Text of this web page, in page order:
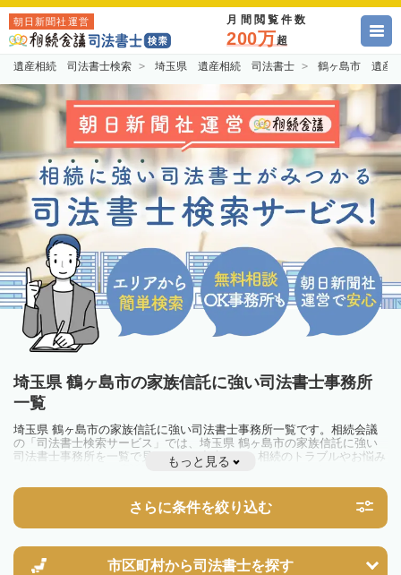
朝日新聞社運営 月間閲覧件数
200万超
遺産相続 司法書士検索 埼玉県 遺産相続 司法書士 鶴ヶ島市 遺産
埼玉県 鶴ヶ島市の家族信託に強い司法書士事務所
一覧
埼玉県 鶴ヶ島市の家族信託に強い司法書士事務所一覧です。相続会議
の「司法書士検索サービス」では、埼玉県 鶴ヶ島市の家族信託に強い
司法書士事務所を一覧で見ることが出来ます。相続のトラブルやお悩み
を抱えている方は一度近隣の司法書士に相談してみましょう。
もっと見る
さらに条件を絞り込む
市区町村から司法書士を探す